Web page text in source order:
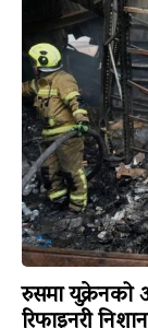
रुसमा